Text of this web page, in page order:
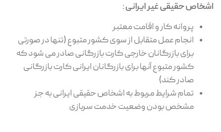
اشخاص حقیقی غیر ایرانی:
پروانه کار و اقامت معتبر
انجام عمل متقابل از سوی کشور متبوع (تنها در صورتی
برای بازرگانان خارجی کارت بازرگانی صادر می شود که
کشور متبوع آنها برای بازرگانان ایرانی کارت بازرگانی
صادر کند)
تمام شرایط مربوط به اشخاص حقیقی ایرانی به جز
مشخص بودن وضعیت خدمت سربازی